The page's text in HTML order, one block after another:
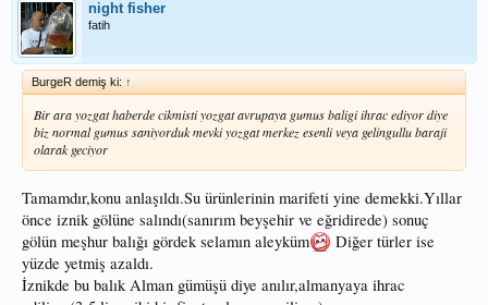
night fisher
fatih
BurgeR demiş ki: ↑
Bir ara yozgat haberde cikmisti yozgat avrupaya gumus baligi ihrac ediyor diye
biz normal gumus saniyorduk mevki yozgat merkez esenli veya gelingullu baraji
olarak geciyor
Tamamdır,konu anlaşıldı.Su ürünlerinin marifeti yine demekki.Yıllar
önce iznik gölüne salındı(sanırım beyşehir ve eğridirede) sonuç
gölün meşhur balığı gördek selamın aleyküm
Diğer türler ise
yüzde yetmiş azaldı.
İznikde bu balık Alman gümüşü diye anılır,almanyaya ihrac